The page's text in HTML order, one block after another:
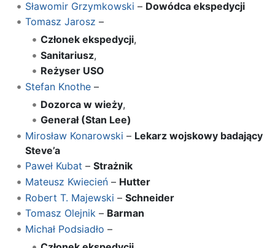
Sławomir Grzymkowski – Dowódca ekspedycji
Tomasz Jarosz –
Członek ekspedycji,
Sanitariusz,
Reżyser USO
Stefan Knothe–
Dozorca w wieży,
Generał (Stan Lee)
Mirosław Konarowski – Lekarz wojskowy badający
Steve’a
Paweł Kubat – Strażnik
Mateusz Kwiecień– Hutter
Robert T. Majewski – Schneider
Tomasz Olejnik– Barman
Michał Podsiadło –